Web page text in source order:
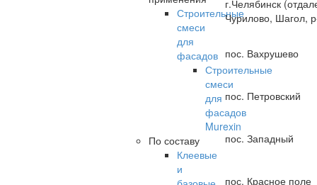
Строительные
смеси
для
фасадов
Строительные
смеси
для
фасадов
Murexin
По составу
Клеевые
и
г.Челябинск
Чурилово, Шагол,
пос. Вахрушево
пос. Петровский
пос. Западный
пос. Красное поле